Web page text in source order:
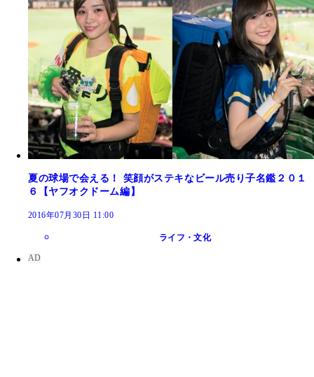
夏の球場で会える！ 笑顔がステキなビール売り子名鑑２０１
６【ヤフオクドーム編】
2016年07月30日 11:00
ライフ・文化